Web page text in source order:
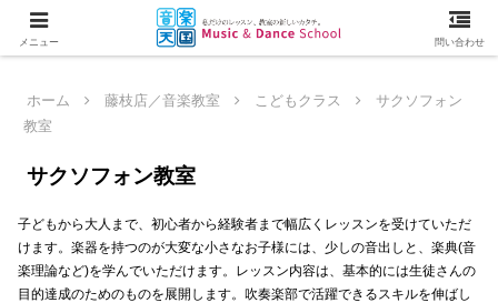
ホーム 藤枝店／音楽教室 こどもクラス
サクソフォン
教室
サクソフォン教室
子どもから大人まで、初心者から経験者まで幅広くレッスンを受けていただ
けます。楽器を持つのが大変な小さなお子様には、少しの音出しと、楽典(音
楽理論など)を学んでいただけます。レッスン内容は、基本的には生徒さんの
目的達成のためのものを展開します。吹奏楽部で活躍できるスキルを伸ばし
メニュー 問い合わせ